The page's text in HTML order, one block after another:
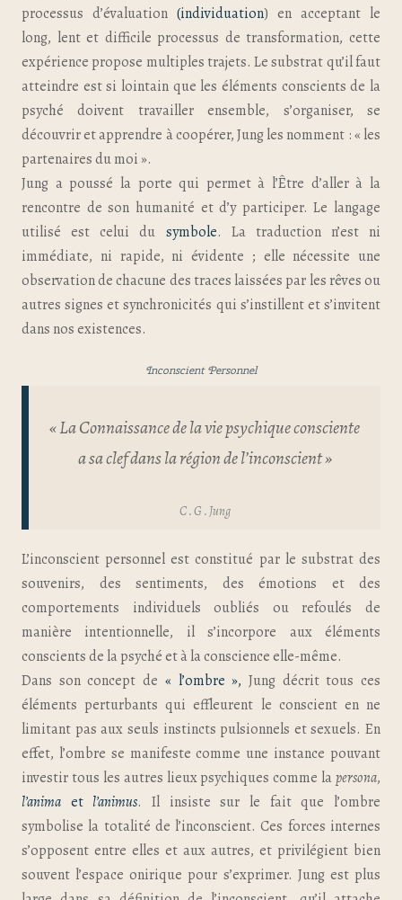
processus d’évaluation (individuation) en acceptant le
long, lent et difficile processus de transformation, cette
expérience propose multiples trajets. Le substrat qu’il faut
atteindre est si lointain que les éléments conscients de la
psyché doivent travailler ensemble, s’organiser, se
découvrir et apprendre à coopérer, Jung les nomment : « les
partenaires du moi ».
Jung a poussé la porte qui permet à l’Être d’aller à la
rencontre de son humanité et d’y participer. Le langage
utilisé est celui du symbole. La traduction n’est ni
immédiate, ni rapide, ni évidente ; elle nécessite une
observation de chacune des traces laissées par les rêves ou
autres signes et synchronicités qui s’instillent et s’invitent
dans nos existences.
Inconscient Personnel
« La Connaissance de la vie psychique consciente
a sa clef dans la région de l’inconscient »
C . G . Jung
L’inconscient personnel est constitué par le substrat des
souvenirs, des sentiments, des émotions et des
comportements individuels oubliés ou refoulés de
manière intentionnelle, il s’incorpore aux éléments
conscients de la psyché et à la conscience elle-même.
Dans son concept de « l’ombre », Jung décrit tous ces
éléments perturbants qui effleurent le conscient en ne
limitant pas aux seuls instincts pulsionnels et sexuels. En
effet, l’ombre se manifeste comme une instance pouvant
investir tous les autres lieux psychiques comme lapersona,
l’anima et l’animus. Il insiste sur le fait que l’ombre
symbolise la totalité de l’inconscient. Ces forces internes
s’opposent entre elles et aux autres, et privilégient bien
souvent l’espace onirique pour s’exprimer. Jung est plus